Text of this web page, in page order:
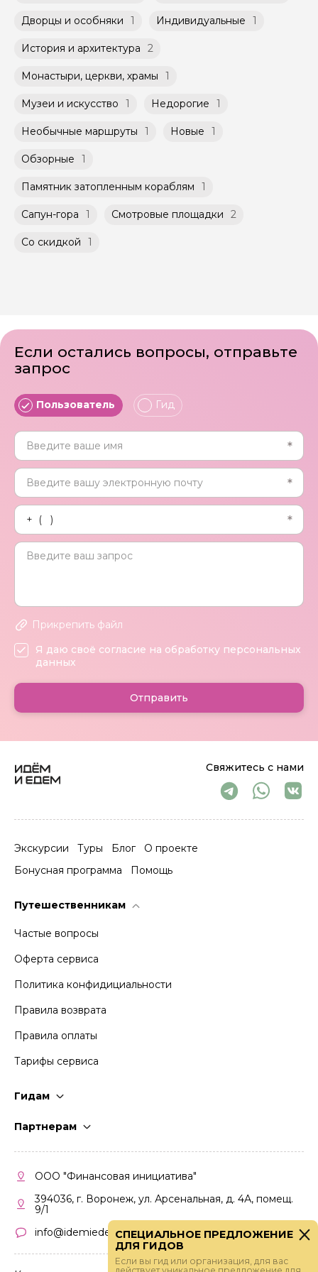
указанной на странице самого тура и
Агрегатором дополнительного соглашения
к Оферте Сервиса.
Способы оплаты на сайте: Картой
российского банка можно оплатить любую
экскурсию.
Помимо Вас, на групповой экскурсии могут
быть незнакомые для Вас люди.
Мини-группы проводятся на тех же
условиях, что и групповые, но с количество
не более 10 человек)
Дворцы и особняки 1 Индивидуальные 1
История и архитектура 2
Монастыри, церкви, храмы 1
Музеи и искусство 1 Недорогие 1
Необычные маршруты 1 Новые 1
Обзорные 1
Памятник затопленным кораблям 1
Сапун-гора 1 Смотровые площадки 2
Со скидкой 1
Свяжитесь с нами
Экскурсии Туры Блог
О проекте
Бонусная программа
Помощь
Путешественникам
Частые вопросы
Оферта сервиса
Политика конфидициальности
Правила возврата
Правила оплаты
Тарифы сервиса
Гидам
Партнерам
Кабинет партнера
Правила участия
ООО "Финансовая инициатива"
394036, г. Воронеж, ул. Арсенальная, д. 4А, помещ.
9/1
info@idemiedem.ru
Если остались вопросы, отправьте
запрос
Пользователь Гид
Прикрепить файл
Я даю своё согласие на обработку персональных
данных
Отправить
СПЕЦИАЛЬНОЕ ПРЕДЛОЖЕНИЕ
ДЛЯ ГИДОВ
Если вы гид или организация, для вас